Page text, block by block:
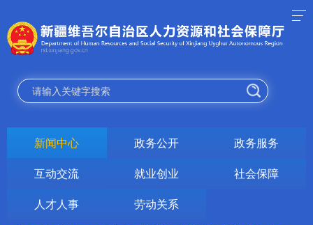
新闻中心 政务公开 政务服务
互动交流 就业创业 社会保障
人才人事 劳动关系